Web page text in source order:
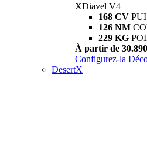
XDiavel V4
168 CV
126 NM
229 KG
À partir de
Configurez-la
DesertX